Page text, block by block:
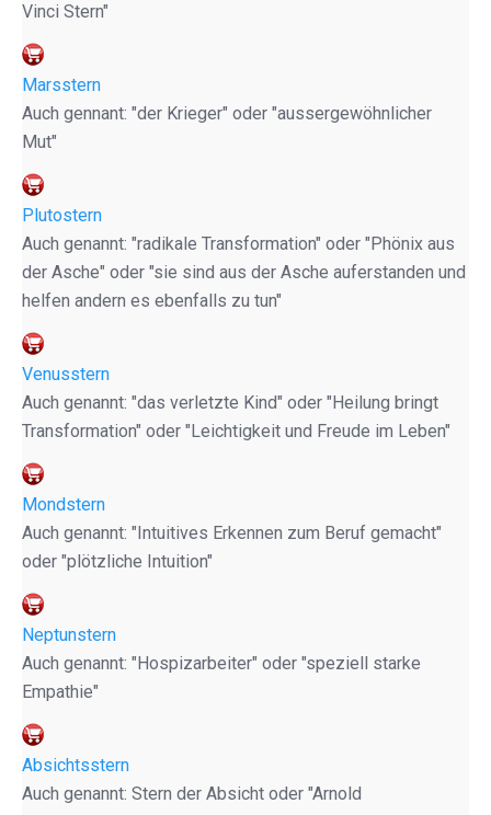
Vinci Stern"
Marsstern
Auch gennant: "der Krieger" oder "aussergewöhnlicher
Mut"
Plutostern
Auch genannt: "radikale Transformation" oder "Phönix aus
der Asche" oder "sie sind aus der Asche auferstanden und
helfen andern es ebenfalls zu tun"
Venusstern
Auch genannt: "das verletzte Kind" oder "Heilung bringt
Transformation" oder "Leichtigkeit und Freude im Leben"
Mondstern
Auch genannt: "Intuitives Erkennen zum Beruf gemacht"
oder "plötzliche Intuition"
Neptunstern
Auch genannt: "Hospizarbeiter" oder "speziell starke
Empathie"
Absichtsstern
Auch genannt: Stern der Absicht oder "Arnold